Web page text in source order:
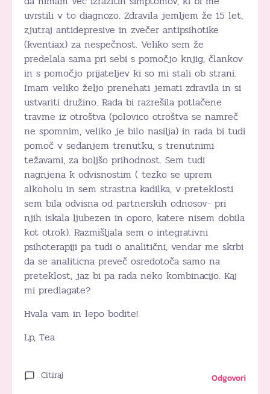
uvrstili v to diagnozo. Zdravila jemljem že 15 let,
zjutraj antidepresive in zvečer antipsihotike
(kventiax) za nespečnost. Veliko sem že
predelala sama pri sebi s pomočjo knjig, člankov
in s pomočjo prijateljev ki so mi stali ob strani.
Imam veliko željo prenehati jemati zdravila in si
ustvariti družino. Rada bi razrešila potlačene
travme iz otroštva (polovico otroštva se namreč
ne spomnim, veliko je bilo nasilja) in rada bi tudi
pomoč v sedanjem trenutku, s trenutnimi
težavami, za boljšo prihodnost. Sem tudi
nagnjena k odvisnostim ( tezko se uprem
alkoholu in sem strastna kadilka, v preteklosti
sem bila odvisna od partnerskih odnosov- pri
njih iskala ljubezen in oporo, katere nisem dobila
kot otrok). Razmišljala sem o integrativni
psihoterapiji pa tudi o analitični, vendar me skrbi
da se analiticna preveč osredotoča samo na
preteklost, jaz bi pa rada neko kombinacijo. Kaj
mi predlagate?
Hvala vam in lepo bodite!
Lp, Tea
Citiraj Odgovori